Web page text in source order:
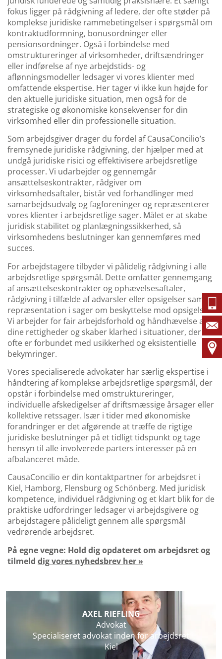
fokus ligger på rådgivning af ledere, der ofte støder på
komplekse juridiske rammebetingelser i spørgsmål om
kontraktudformning, bonusordninger eller
pensionsordninger. Også i forbindelse med
omstruktureringer af virksomheder, driftsændringer
eller indførelse af nye arbejdstids- og
aflønningsmodeller ledsager vi vores klienter med
omfattende ekspertise. Her tager vi ikke kun højde for
den aktuelle juridiske situation, men også for de
strategiske og økonomiske konsekvenser for din
virksomhed eller din professionelle situation.
Som arbejdsgiver drager du fordel af CausaConcilio’s
fremsynede juridiske rådgivning, der hjælper med at
undgå juridiske risici og effektivisere arbejdsretlige
processer. Vi udarbejder og gennemgår
ansættelseskontrakter, rådgiver om
virksomhedsaftaler, bistår ved forhandlinger med
samarbejdsudvalg og fagforeninger og repræsenterer
vores klienter i arbejdsretlige sager. Målet er at skabe
juridisk stabilitet og planlægningssikkerhed, så
virksomhedens beslutninger kan gennemføres med
succes.
For arbejdstagere tilbyder vi pålidelig rådgivning i alle
arbejdsretlige spørgsmål. Dette omfatter gennemgang
af ansættelseskontrakter og ophævelsesaftaler,
rådgivning i tilfælde af advarsler eller opsigelser samt
repræsentation i sager om beskyttelse mod opsigelse.
Vi arbejder for fair arbejdsforhold og håndhævelse af
dine rettigheder og skaber klarhed i situationer, der
ofte er forbundet med usikkerhed og eksistentielle
bekymringer.
Vores specialiserede advokater har særlig ekspertise i
håndtering af komplekse arbejdsretlige spørgsmål, der
opstår i forbindelse med omstruktureringer,
individuelle afskedigelser af driftsmæssige årsager eller
kollektive retssager. Især i tider med økonomiske
forandringer er det afgørende at træffe de rigtige
juridiske beslutninger på et tidligt tidspunkt og tage
hensyn til alle involverede parters interesser på en
afbalanceret måde.
CausaConcilio er din kontaktpartner for arbejdsret i
Kiel, Hamborg, Flensburg og Schönberg. Med juridisk
kompetence, individuel rådgivning og et klart blik for de
praktiske udfordringer ledsager vi arbejdsgivere og
arbejdstagere pålideligt gennem alle spørgsmål
vedrørende arbejdsret.
På egne vegne: Hold dig opdateret om arbejdsret og
tilmeld dig vores nyhedsbrev her »
AXEL RIEFLING
Advokat
Specialiseret advokat inden for arbejdsret
Kiel